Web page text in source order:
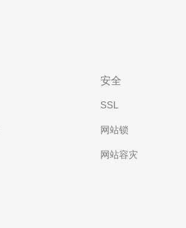
安全
SSL
网站锁
网站容灾